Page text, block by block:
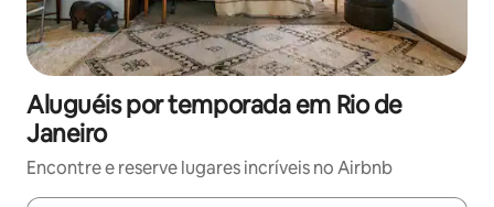
Aluguéis por temporada em Rio de
Janeiro
Encontre e reserve lugares incríveis no Airbnb